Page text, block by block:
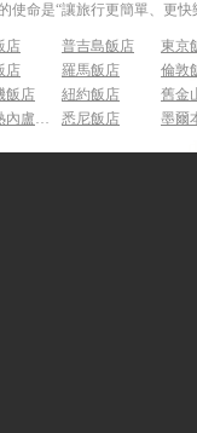
使命是“讓旅行更簡單、更
店 普吉島飯店
東京
店 羅馬飯店
倫敦
飯店 紐約飯店
舊金
里約熱內盧飯店 悉尼飯店 墨爾